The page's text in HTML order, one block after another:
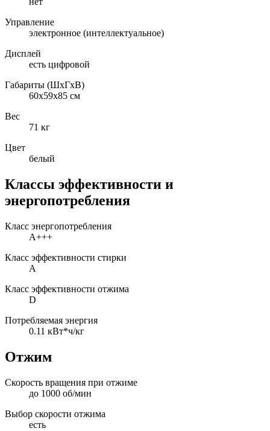
Управление
электронное (интеллектуальное)
Дисплей
есть цифровой
Габариты (ШxГxВ)
60x59x85 см
Вес
71 кг
Цвет
белый
Классы эффективности и
энергопотребления
Класс энергопотребления
A+++
Класс эффективности стирки
A
Класс эффективности отжима
D
Потребляемая энергия
0.11 кВт*ч/кг
Отжим
Скорость вращения при отжиме
до 1000 об/мин
Выбор скорости отжима
есть